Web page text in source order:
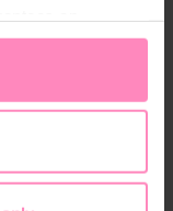
canaccept all
at any time in
beachten!
aufbewahren!
mit